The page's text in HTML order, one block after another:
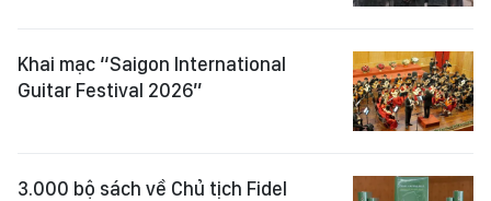
Khai mạc “Saigon International
Guitar Festival 2026”
3.000 bộ sách về Chủ tịch Fidel